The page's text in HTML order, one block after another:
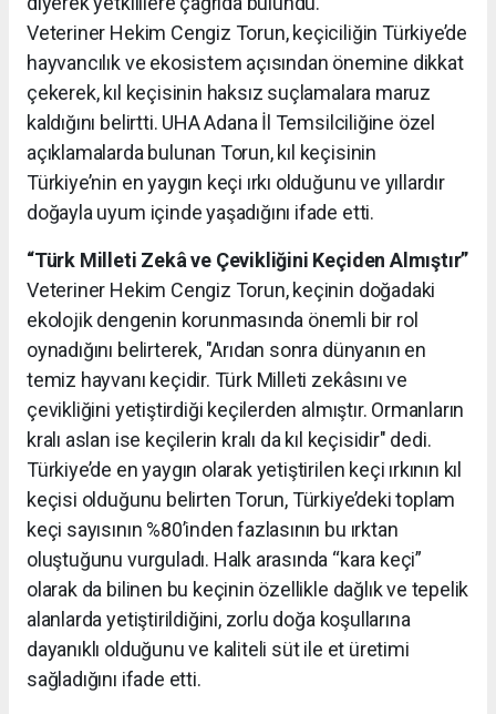
Veteriner Hekim Cengiz Torun, keçiciliğin Türkiye’de
hayvancılık ve ekosistem açısından önemine dikkat
çekerek, kıl keçisinin haksız suçlamalara maruz
kaldığını belirtti. UHA Adana İl Temsilciliğine özel
açıklamalarda bulunan Torun, kıl keçisinin
Türkiye’nin en yaygın keçi ırkı olduğunu ve yıllardır
doğayla uyum içinde yaşadığını ifade etti.
“Türk Milleti Zekâ ve Çevikliğini Keçiden Almıştır”
Veteriner Hekim Cengiz Torun, keçinin doğadaki
ekolojik dengenin korunmasında önemli bir rol
oynadığını belirterek, "Arıdan sonra dünyanın en
temiz hayvanı keçidir. Türk Milleti zekâsını ve
çevikliğini yetiştirdiği keçilerden almıştır. Ormanların
kralı aslan ise keçilerin kralı da kıl keçisidir" dedi.
Türkiye’de en yaygın olarak yetiştirilen keçi ırkının kıl
keçisi olduğunu belirten Torun, Türkiye’deki toplam
keçi sayısının %80’inden fazlasının bu ırktan
oluştuğunu vurguladı. Halk arasında “kara keçi”
olarak da bilinen bu keçinin özellikle dağlık ve tepelik
alanlarda yetiştirildiğini, zorlu doğa koşullarına
dayanıklı olduğunu ve kaliteli süt ile et üretimi
sağladığını ifade etti.